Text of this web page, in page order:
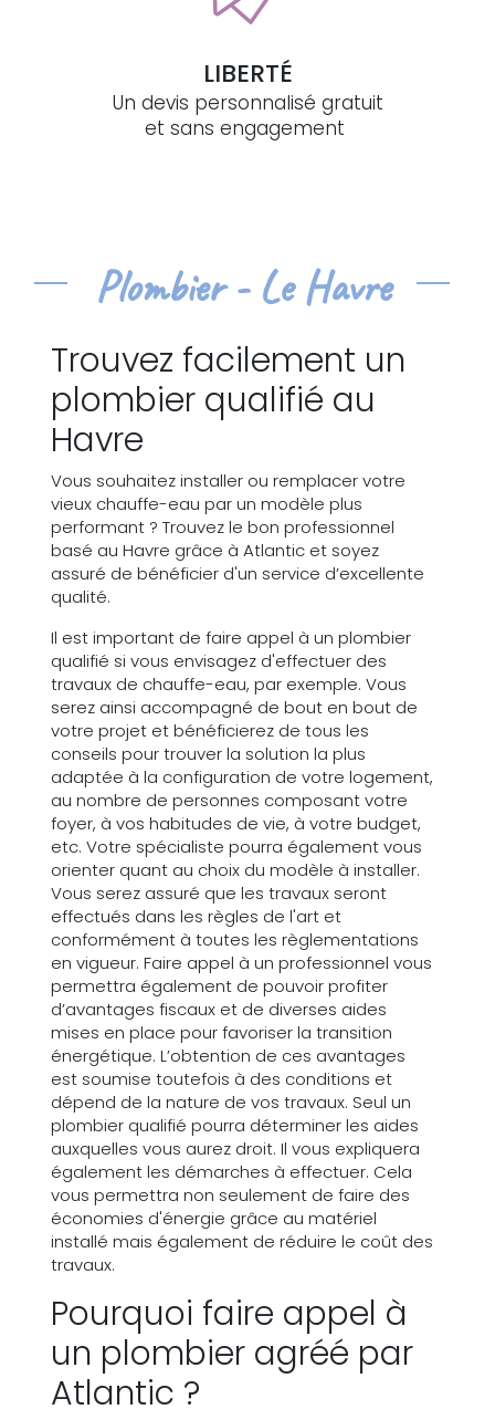
LIBERTÉ
Un devis personnalisé gratuit
et sans engagement
Plombier - Le Havre
Trouvez facilement un
plombier qualifié au
Havre
Vous souhaitez installer ou remplacer votre
vieux chauffe-eau par un modèle plus
performant ? Trouvez le bon professionnel
basé au Havre grâce à Atlantic et soyez
assuré de bénéficier d'un service d’excellente
qualité.
Il est important de faire appel à un plombier
qualifié si vous envisagez d'effectuer des
travaux de chauffe-eau, par exemple. Vous
serez ainsi accompagné de bout en bout de
votre projet et bénéficierez de tous les
conseils pour trouver la solution la plus
adaptée à la configuration de votre logement,
au nombre de personnes composant votre
foyer, à vos habitudes de vie, à votre budget,
etc. Votre spécialiste pourra également vous
orienter quant au choix du modèle à installer.
Vous serez assuré que les travaux seront
effectués dans les règles de l'art et
conformément à toutes les règlementations
en vigueur. Faire appel à un professionnel vous
permettra également de pouvoir profiter
d’avantages fiscaux et de diverses aides
mises en place pour favoriser la transition
énergétique. L’obtention de ces avantages
est soumise toutefois à des conditions et
dépend de la nature de vos travaux. Seul un
plombier qualifié pourra déterminer les aides
auxquelles vous aurez droit. Il vous expliquera
également les démarches à effectuer. Cela
vous permettra non seulement de faire des
économies d'énergie grâce au matériel
installé mais également de réduire le coût des
travaux.
Pourquoi faire appel à
un plombier agréé par
Atlantic ?